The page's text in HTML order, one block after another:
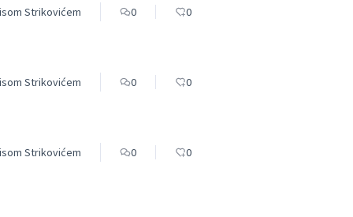
Strikovićem 0 0
Strikovićem 0 0
Strikovićem 0 0